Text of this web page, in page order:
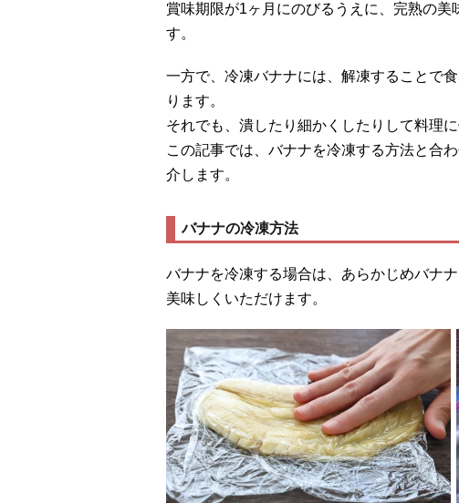
賞味期限が1ヶ月にのびるうえに、完熟の
す。
一方で、冷凍バナナには、解凍することで
ります。
それでも、潰したり細かくしたりして料理
この記事では、バナナを冷凍する方法と合
介します。
バナナの冷凍方法
バナナを冷凍する場合は、あらかじめバナ
美味しくいただけます。